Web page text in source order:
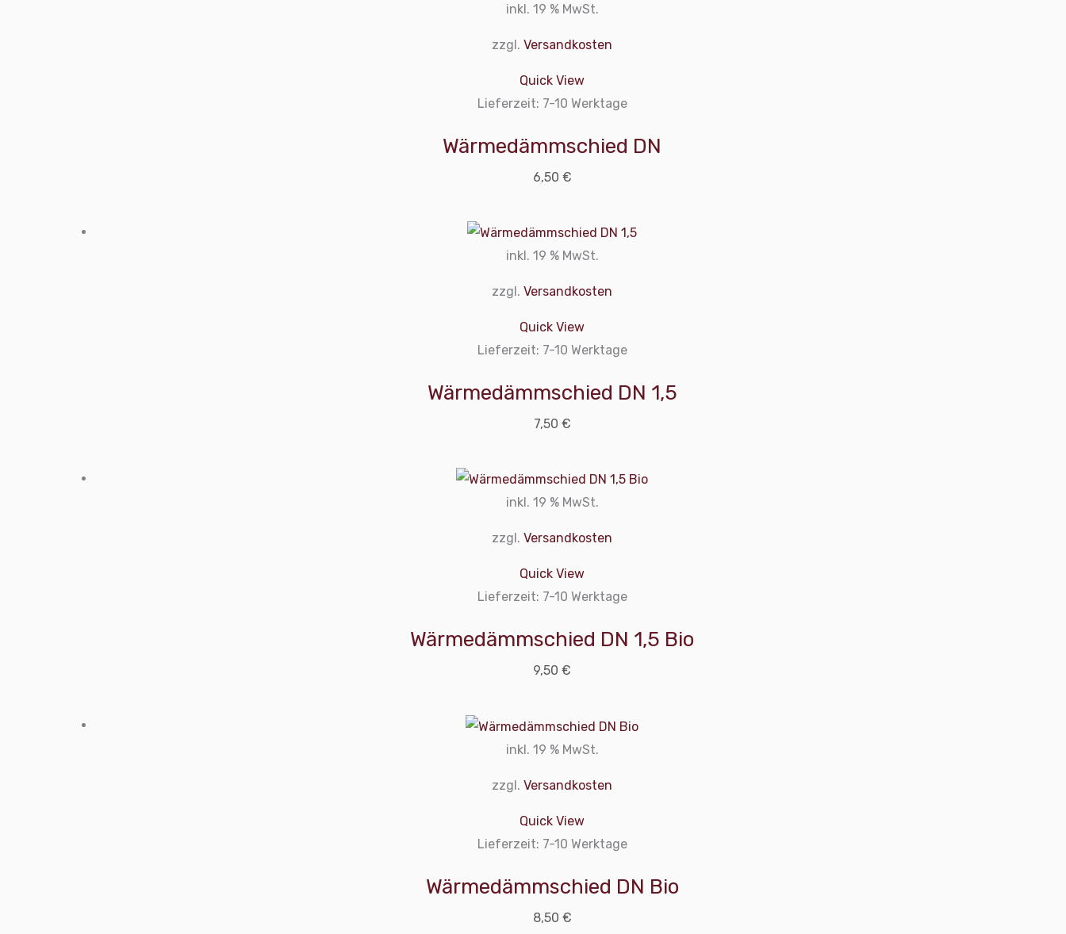
inkl. 19 % MwSt.
zzgl. Versandkosten
Quick View
Lieferzeit: 7-10 Werktage
Wärmedämmschied DN
6,50 €
inkl. 19 % MwSt.
zzgl. Versandkosten
Quick View
Lieferzeit: 7-10 Werktage
Wärmedämmschied DN 1,5
7,50 €
inkl. 19 % MwSt.
zzgl. Versandkosten
Quick View
Lieferzeit: 7-10 Werktage
Wärmedämmschied DN 1,5 Bio
9,50 €
inkl. 19 % MwSt.
zzgl. Versandkosten
Quick View
Lieferzeit: 7-10 Werktage
Wärmedämmschied DN Bio
8,50 €